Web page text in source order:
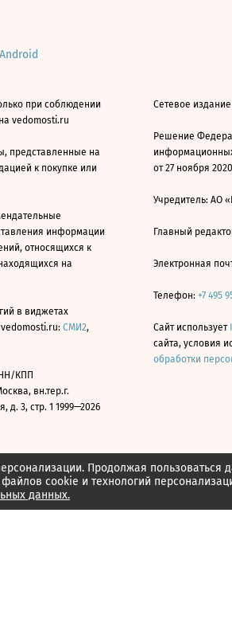
Продолжая пользоваться
cookie и технологий
данных.
при соблюдении
vedomosti.ru
представленные на
к покупке или
информации
относящихся к
на
в виджетах
СМИ2,
КПП
вн.тер.г.
3, стр. 1 1999—2026
Сетевое
Решение
от 27 ноября
Учредитель: АО
Главный
Электронная
Телефон: +7 495
Сайт использует
сайта, условия
обработки